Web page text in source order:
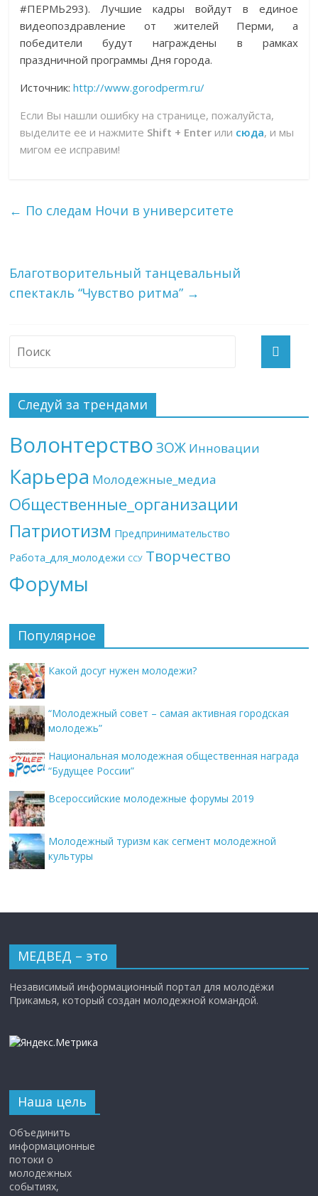
#ПЕРМЬ293). Лучшие кадры войдут в единое
видеопоздравление от жителей Перми, а
победители будут награждены в рамках
праздничной программы Дня города.
Источник:http://www.gorodperm.ru/
Если Вы нашли ошибку на странице, пожалуйста,
выделите ее и нажмите Shift + Enter или сюда, и мы
мигом ее исправим!
← По следам Ночи в университете
Благотворительный танцевальный
спектакль “Чувство ритма” →
Следуй за трендами
Волонтерство ЗОЖ Инновации
Карьера Молодежные_медиа
Общественные_организации
Патриотизм Предпринимательство
Работа_для_молодежи ССУ Творчество
Форумы
Популярное
Какой досуг нужен молодежи?
“Молодежный совет – самая активная городская
молодежь”
Национальная молодежная общественная награда
“Будущее России”
Всероссийские молодежные форумы 2019
Молодежный туризм как сегмент молодежной
культуры
МЕДВЕД – это
Независимый информационный портал для молодёжи
Прикамья, который создан молодежной командой.
Наша цель
Объединить
информационные
потоки о
молодежных
событиях,